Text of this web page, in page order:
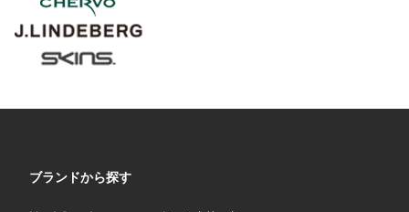
ブランドから探す